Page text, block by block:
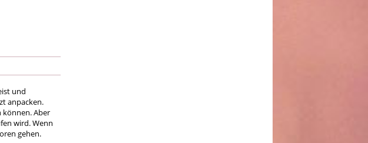
und
anpacken.
können. Aber
wird. Wenn
gehen.